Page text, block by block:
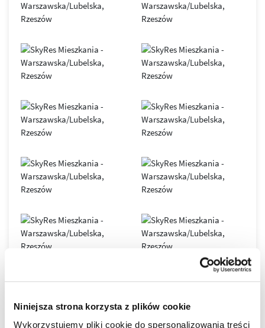
Niniejsza strona korzysta z plików cookie
Wykorzystujemy pliki cookie do spersonalizowania treści
SkyRes– symbol nowoczesnego Rzeszowa i siedziba
renomowanych, międzynarodowych firm. Obiekt oferuje
sufity podwieszane, duże przeszklenia, indywidualnie
sterowane systemy klimatyzacji i wentylacji, 7
szybkobieżnych wind oraz inteligentny system BMS.
Nowoczesna infrastruktura światłowodowa gwarantuje
Biurowiec został zaprojektowany zgodnie z zasadami
zrównoważonego budownictwa, co potwierdza
komfortu i doskonałej lokalizacji, SkyRes jest dziś jednym z
najważniejszych adresów biznesowych w Rzeszowie oraz
wyjątkowym miejscem do życia w dynamicznie
rozwijającym się mieście.
Osiedle SkyRes to prestiżowa inwestycja, która
wyznaczyła nowe standardy w rzeszowskim
budownictwie, to jeden z najbardziej pożądanych